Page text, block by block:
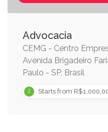
Advocacia
CEMG - Centro
Avenida Brigadeiro
Paulo - SP, Brasil
Starts from